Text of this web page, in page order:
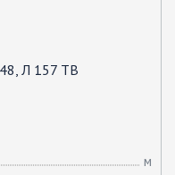
Л 157 ТВ
м